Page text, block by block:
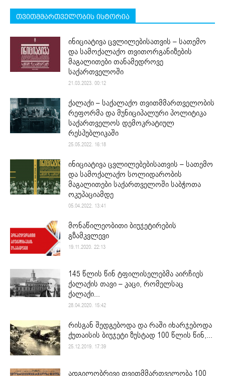
თვითმმართველობის ისტორია
ინიციატივა ცვლილებისათვის – სათემო
და სამოქალაქო თვითორგანიზების
მაგალითები თანამედროვე
საქართველოში
21.03.2023. 00:12
ქალაქი – საქალაქო თვითმმართველობის
რეფორმა და მუნიციპალური პოლიტიკა
საქართველოს დემოკრატიულ
რესპუბლიკაში
25.05.2022. 16:18
ინიციატივა ცვლილებებისათვის – სათემო
და სამოქალაქო სოლიდარობის
მაგალითები საქართველოში საბჭოთა
ოკუპაციამდე
05.04.2022. 13:41
მონაწილეობითი ბიუჯეტირების
გზამკვლევი
19.11.2020. 22:13
145 წლის წინ ტფილისელებმა აირჩიეს
ქალაქის თავი – კაცი, რომელსაც
ქალაქი...
28.04.2020. 15:42
რისგან შედგებოდა და რაში იხარჯებოდა
ქუთაისის ბიუჯეტი ზუსტად 100 წლის წინ,...
25.12.2019. 17:39
ადგილობრივი თვითმმართველობა 100